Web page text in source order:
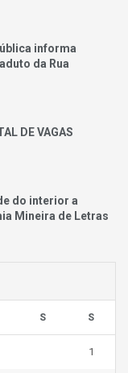
informa
da Rua
DE VAGAS
do interior a
Mineira de Letras
S S
1